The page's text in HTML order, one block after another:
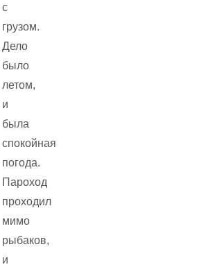
с
грузом.
Дело
было
летом,
и
была
спокойная
погода.
Пароход
проходил
мимо
рыбаков,
и